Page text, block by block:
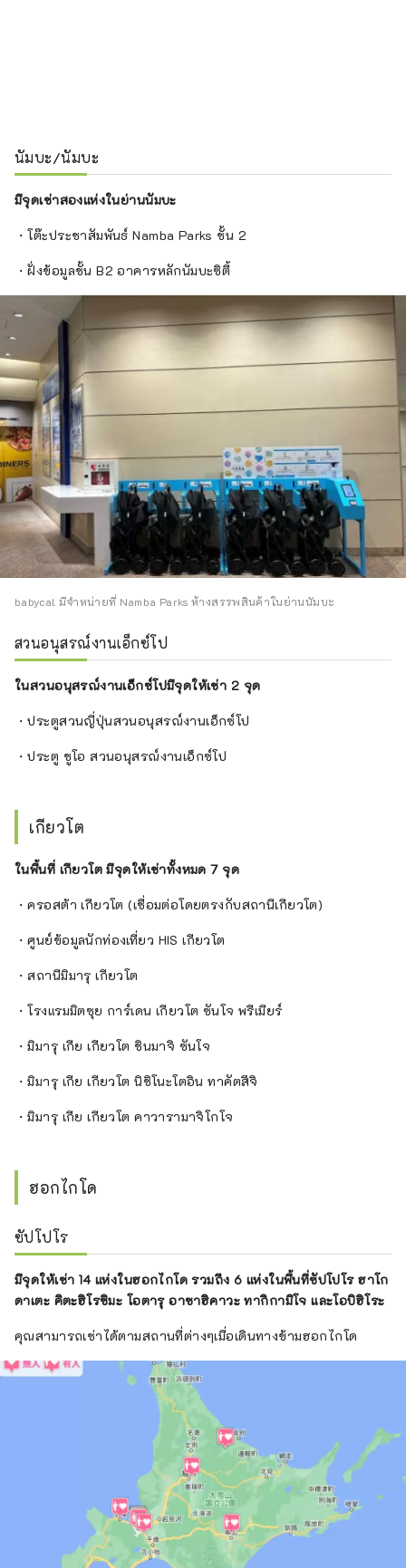
นัมบะ/นัมบะ
มีจุดเช่าสองแห่งในย่านนัมบะ
・โต๊ะประชาสัมพันธ์ Namba Parks ชั้น 2
・ฝั่งข้อมูลชั้น B2 อาคารหลักนัมบะซิตี้
babycal มีจำหน่ายที่ Namba Parks ห้างสรรพสินค้าในย่านนัมบะ
สวนอนุสรณ์งานเอ็กซ์โป
ในสวนอนุสรณ์งานเอ็กซ์โปมีจุดให้เช่า 2 จุด
・ประตูสวนญี่ปุ่นสวนอนุสรณ์งานเอ็กซ์โป
・ประตู ชูโอ สวนอนุสรณ์งานเอ็กซ์โป
เกียวโต
ในพื้นที่ เกียวโต มีจุดให้เช่าทั้งหมด 7 จุด
・ครอสต้า เกียวโต (เชื่อมต่อโดยตรงกับสถานีเกียวโต)
・ศูนย์ข้อมูลนักท่องเที่ยว HIS เกียวโต
・สถานีมิมารุ เกียวโต
・โรงแรมมิตซุย การ์เดน เกียวโต ซันโจ พรีเมียร์
・มิมารุ เกีย เกียวโต ชินมาจิ ซันโจ
・มิมารุ เกีย เกียวโต นิชิโนะโตอิน ทาคัตสึจิ
・มิมารุ เกีย เกียวโต คาวารามาจิโกโจ
ฮอกไกโด
ซัปโปโร
มีจุดให้เช่า 14 แห่งในฮอกไกโด รวมถึง 6 แห่งในพื้นที่ซัปโปโร ฮาโก
ดาเตะ คิตะฮิโรชิมะ โอตารุ อาซาฮิคาวะ ทากิกามิโจ และโอบิฮิโระ
คุณสามารถเช่าได้ตามสถานที่ต่างๆเมื่อเดินทางข้ามฮอกไกโด